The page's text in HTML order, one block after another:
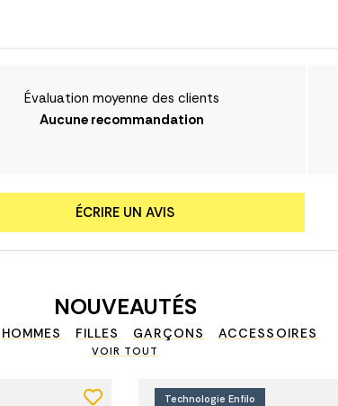
Évaluation moyenne des clients
Aucune recommandation
ÉCRIRE UN AVIS
NOUVEAUTÉS
HOMMES FILLES GARÇONS ACCESSOIRES
VOIR TOUT
Technologie Enfilo